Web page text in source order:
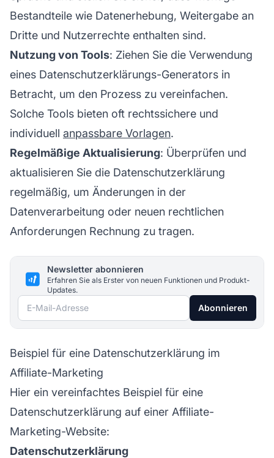
Bestandteile wie Datenerhebung, Weitergabe an
Dritte und Nutzerrechte enthalten sind.
Nutzung von Tools: Ziehen Sie die Verwendung
eines Datenschutzerklärungs-Generators in
Betracht, um den Prozess zu vereinfachen.
Solche Tools bieten oft rechtssichere und
individuell anpassbare Vorlagen.
Regelmäßige Aktualisierung: Überprüfen und
aktualisieren Sie die Datenschutzerklärung
regelmäßig, um Änderungen in der
Datenverarbeitung oder neuen rechtlichen
Anforderungen Rechnung zu tragen.
Newsletter abonnieren
Erfahren Sie als Erster von neuen Funktionen und Produkt-
Updates.
E-Mail-Adresse Abonnieren
Beispiel für eine Datenschutzerklärung im
Affiliate-Marketing
Hier ein vereinfachtes Beispiel für eine
Datenschutzerklärung auf einer Affiliate-
Marketing-Website:
Datenschutzerklärung